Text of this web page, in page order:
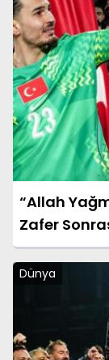
“Allah
Zafer
Dünya